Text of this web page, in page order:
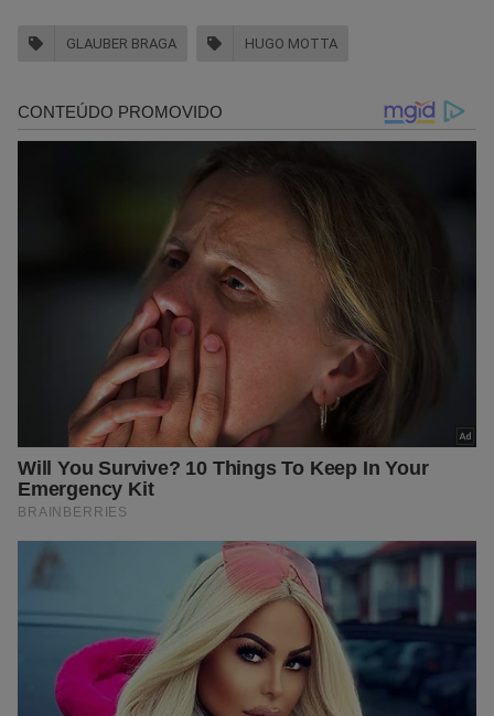
GLAUBER BRAGA HUGO MOTTA